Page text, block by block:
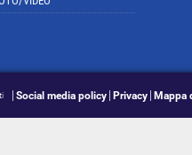
Social media policy Privacy Mappa